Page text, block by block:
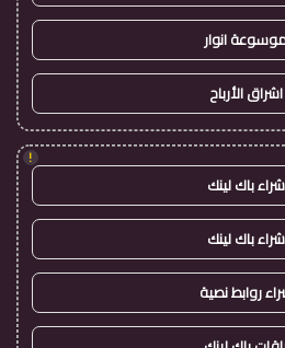
انوار
اشراق الأرباح
!
شراء باك لينك
شراء باك لينك
روابط نصية